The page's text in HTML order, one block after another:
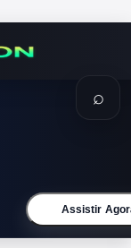
Assistir
⌕